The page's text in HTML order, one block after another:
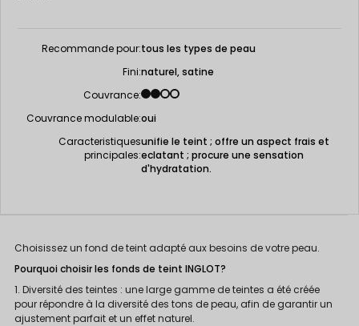
Recommande pour:tous les types de peau
Fini:naturel, satine
Couvrance:
Couvrance modulable:oui
Caracteristiques
principales:
unifie le teint ; offre un aspect frais et
eclatant ; procure une sensation
d'hydratation.
Choisissez un fond de teint adapté aux besoins de votre peau.
Pourquoi choisir les fonds de teint INGLOT?
1. Diversité des teintes : une large gamme de teintes a été créée
pour répondre à la diversité des tons de peau, afin de garantir un
ajustement parfait et un effet naturel.